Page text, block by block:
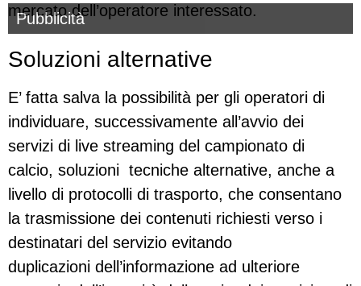
mercato dell’operatore interessato.
Pubblicità
Soluzioni alternative
E’ fatta salva la possibilità per gli operatori di
individuare, successivamente all’avvio dei
servizi di live streaming del campionato di
calcio, soluzioni tecniche alternative, anche a
livello di protocolli di trasporto, che consentano
la trasmissione dei contenuti richiesti verso i
destinatari del servizio evitando
duplicazioni dell’informazione ad ulteriore